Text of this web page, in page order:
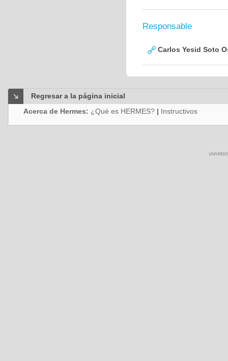
Responsable
Carlos Yesid Soto
Regresar a la página inicial
Acerca de Hermes: ¿Qué es HERMES? | Instructivos